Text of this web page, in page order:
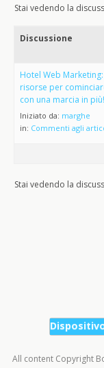
Stai vedendo la
Discussione
Hotel Web
risorse per
con una marcia in più!
Iniziato da: marghe
in: Commenti agli
Stai vedendo la
All content Copyright